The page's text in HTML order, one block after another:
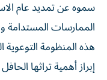
الممارسات المستدامة
هذه المنظومة
إبراز أهمية تراثها